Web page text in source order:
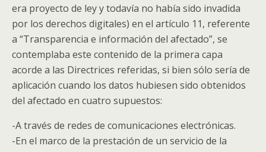
era proyecto de ley y todavía no había sido invadida
por los derechos digitales) en el artículo 11, referente
a “Transparencia e información del afectado”, se
contemplaba este contenido de la primera capa
acorde a las Directrices referidas, si bien sólo sería de
aplicación cuando los datos hubiesen sido obtenidos
del afectado en cuatro supuestos:
-A través de redes de comunicaciones electrónicas.
-En el marco de la prestación de un servicio de la